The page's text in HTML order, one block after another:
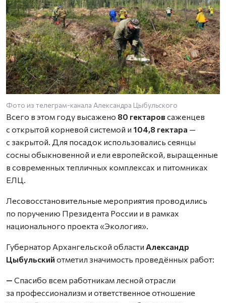
Фото из телеграм-канала Александра Цыбульского
Всего в этом году высажено 80 гектаров саженцев
с открытой корневой системой и 104,8 гектара —
с закрытой. Для посадок использовались сеянцы
сосны обыкновенной и ели европейской, выращенные
в современных тепличных комплексах и питомниках
ЕЛЦ.
Лесовосстановительные мероприятия проводились
по поручению Президента России и в рамках
национального проекта «Экология».
Губернатор Архангельской области Александр
Цыбульский отметил значимость проведённых работ:
— Спасибо всем работникам лесной отрасли
за профессионализм и ответственное отношение